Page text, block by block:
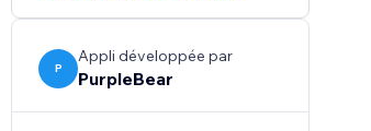
P
Appli développée par
PurpleBear